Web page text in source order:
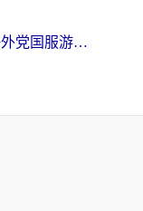
台湾怎么玩光·遇不卡顿？海外党国服游戏加速终极攻略（附实测体验）